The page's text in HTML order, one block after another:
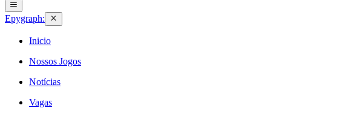
Epygraph:
Inicio
Nossos Jogos
Notícias
Vagas